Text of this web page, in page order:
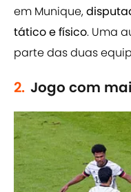
em Munique,
tático e físico. Uma
parte das duas
2. Jogo com